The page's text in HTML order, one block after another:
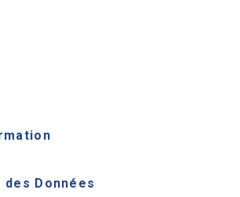
Données